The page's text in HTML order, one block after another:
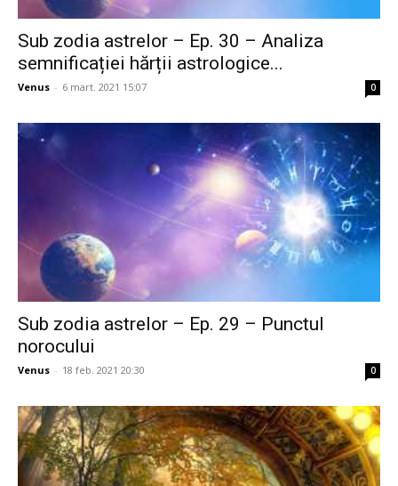
Sub zodia astrelor – Ep. 30 – Analiza
semnificației hărții astrologice...
Venus - 6 mart. 2021 15:07 0
Sub zodia astrelor – Ep. 29 – Punctul
norocului
Venus - 18 feb. 2021 20:30 0